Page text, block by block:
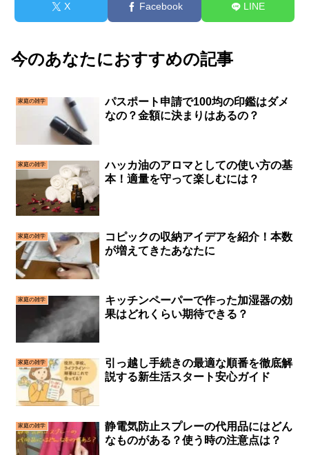
X Facebook LINE
今のあなたにおすすめの記事
家庭の雑学
パスポート申請で100均の印鑑はダメ
なの？金額に決まりはあるの？
家庭の雑学
ハッカ油のアロマとしての使い方の基
本！適量を守って楽しむには？
家庭の雑学
コピックの収納アイデアを紹介！本数
が増えてきたあなたに
家庭の雑学
キッチンペーパーで作った加湿器の効
果はどれくらい期待できる？
家庭の雑学
引っ越し手続きの最適な順番を徹底解
説する新生活スタート安心ガイド
家庭の雑学
静電気防止スプレーの代用品にはどん
なものがある？使う時の注意点は？